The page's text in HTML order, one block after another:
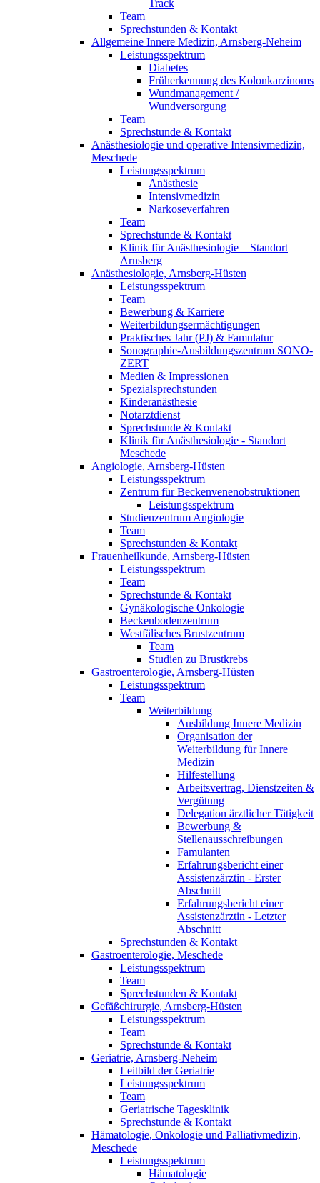
Track
Team
Sprechstunden & Kontakt
Allgemeine Innere Medizin, Arnsberg-Neheim
Leistungsspektrum
Diabetes
Früherkennung des Kolonkarzinoms
Wundmanagement /
Wundversorgung
Team
Sprechstunde & Kontakt
Anästhesiologie und operative Intensivmedizin,
Meschede
Leistungsspektrum
Anästhesie
Intensivmedizin
Narkoseverfahren
Team
Sprechstunde & Kontakt
Klinik für Anästhesiologie – Standort
Arnsberg
Anästhesiologie, Arnsberg-Hüsten
Leistungsspektrum
Team
Bewerbung & Karriere
Weiterbildungsermächtigungen
Praktisches Jahr (PJ) & Famulatur
Sonographie-Ausbildungszentrum SONO-
ZERT
Medien & Impressionen
Spezialsprechstunden
Kinderanästhesie
Notarztdienst
Sprechstunde & Kontakt
Klinik für Anästhesiologie - Standort
Meschede
Angiologie, Arnsberg-Hüsten
Leistungsspektrum
Zentrum für Beckenvenenobstruktionen
Leistungsspektrum
Studienzentrum Angiologie
Team
Sprechstunden & Kontakt
Frauenheilkunde, Arnsberg-Hüsten
Leistungsspektrum
Team
Sprechstunde & Kontakt
Gynäkologische Onkologie
Beckenbodenzentrum
Westfälisches Brustzentrum
Team
Studien zu Brustkrebs
Gastroenterologie, Arnsberg-Hüsten
Leistungsspektrum
Team
Weiterbildung
Ausbildung Innere Medizin
Organisation der
Weiterbildung für Innere
Medizin
Hilfestellung
Arbeitsvertrag, Dienstzeiten &
Vergütung
Delegation ärztlicher Tätigkeit
Bewerbung &
Stellenausschreibungen
Famulanten
Erfahrungsbericht einer
Assistenzärztin - Erster
Abschnitt
Erfahrungsbericht einer
Assistenzärztin - Letzter
Abschnitt
Sprechstunden & Kontakt
Gastroenterologie, Meschede
Leistungsspektrum
Team
Sprechstunden & Kontakt
Gefäßchirurgie, Arnsberg-Hüsten
Leistungsspektrum
Team
Sprechstunde & Kontakt
Geriatrie, Arnsberg-Neheim
Leitbild der Geriatrie
Leistungsspektrum
Team
Geriatrische Tagesklinik
Sprechstunde & Kontakt
Hämatologie, Onkologie und Palliativmedizin,
Meschede
Leistungsspektrum
Hämatologie